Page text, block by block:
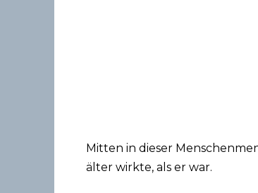
Mitten in dieser
älter wirkte, als er war.